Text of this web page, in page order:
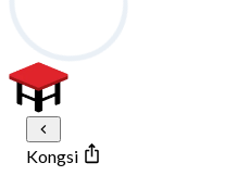
Kongsi